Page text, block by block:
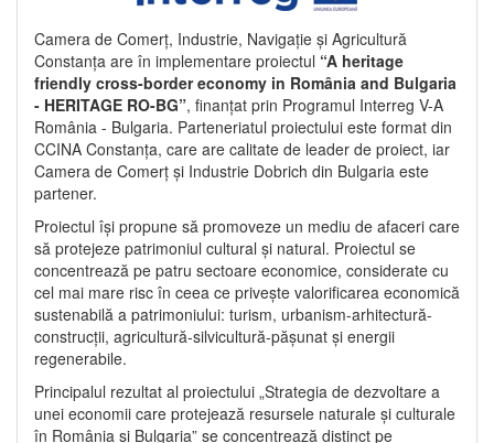
Camera de Comerț, Industrie, Navigație și Agricultură
Constanța are în implementare proiectul “A heritage
friendly cross-border economy in România and Bulgaria
- HERITAGE RO-BG”, finanțat prin Programul Interreg V-A
România - Bulgaria. Parteneriatul proiectului este format din
CCINA Constanța, care are calitate de leader de proiect, iar
Camera de Comerț și Industrie Dobrich din Bulgaria este
partener.
Proiectul își propune să promoveze un mediu de afaceri care
să protejeze patrimoniul cultural și natural. Proiectul se
concentrează pe patru sectoare economice, considerate cu
cel mai mare risc în ceea ce privește valorificarea economică
sustenabilă a patrimoniului: turism, urbanism-arhitectură-
construcții, agricultură-silvicultură-pășunat și energii
regenerabile.
Principalul rezultat al proiectului „Strategia de dezvoltare a
unei economii care protejează resursele naturale și culturale
în România și Bulgaria” se concentrează distinct pe